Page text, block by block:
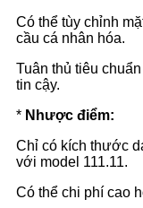
Có thể tùy chỉnh
cầu cá nhân hóa.
Tuân thủ tiêu
tin cậy.
* Nhược điểm:
Chỉ có kích thước
với model 111.11.
Có thể chi phí cao